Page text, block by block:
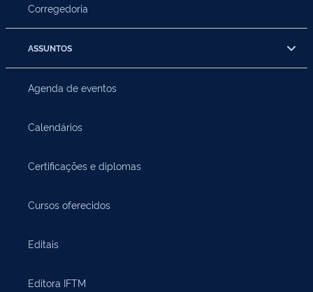
Corregedoria
ASSUNTOS
Agenda de eventos
Calendários
Certificações e diplomas
Cursos oferecidos
Editais
Editora IFTM